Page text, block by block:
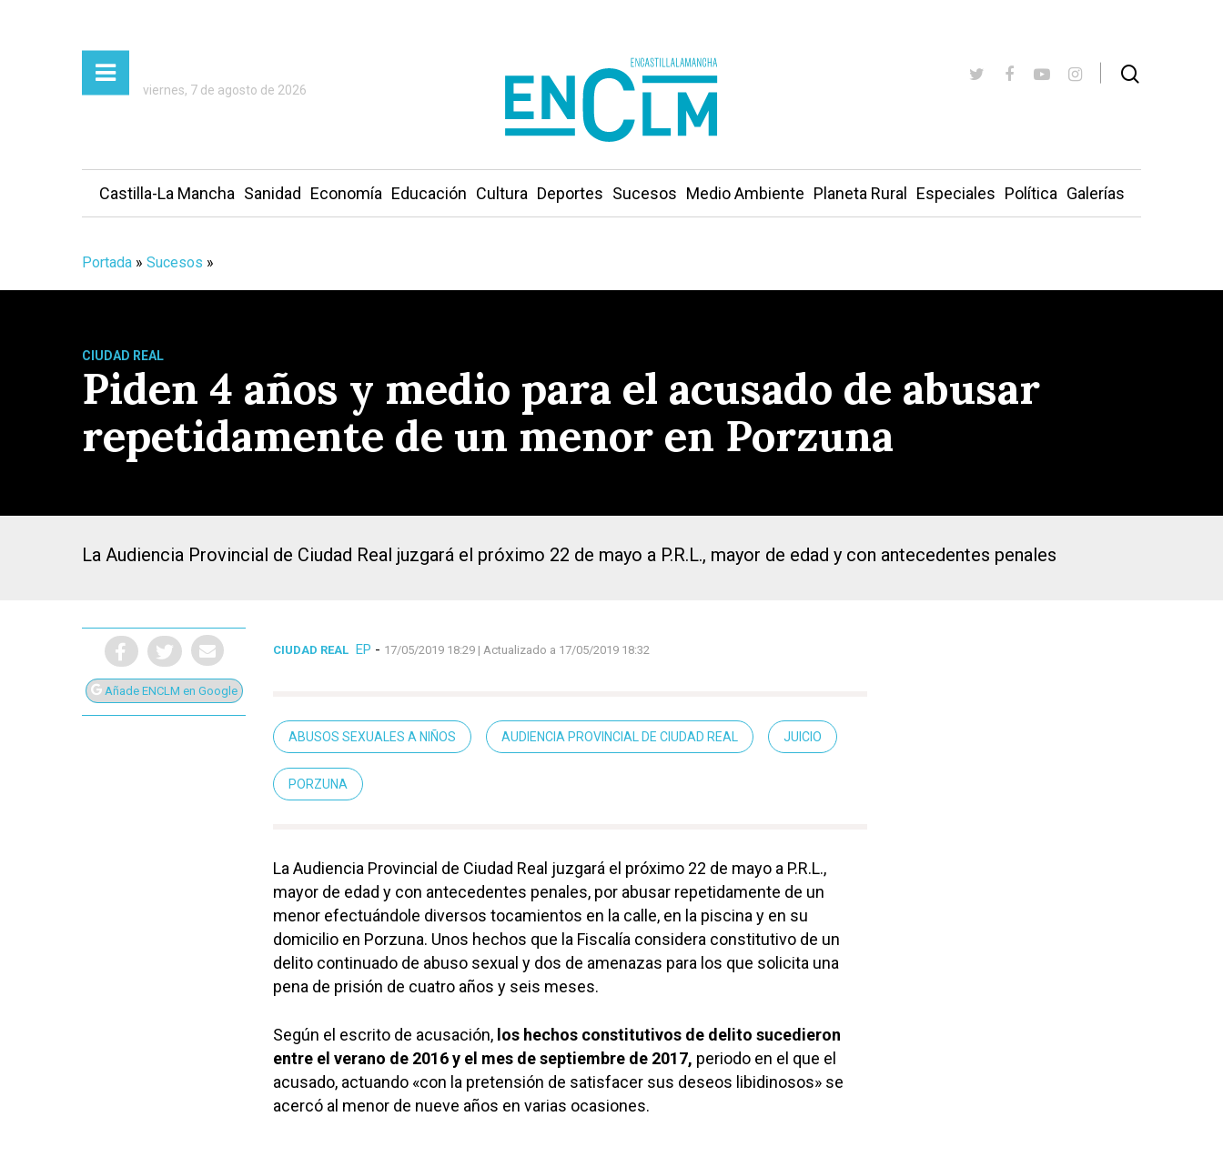
Presiona Intro para buscar o ESC para cerrar
viernes, 7 de agosto de 2026
Castilla-La Mancha Sanidad Economía Educación Cultura Deportes Sucesos Medio Ambiente Planeta Rural Especiales Política Galerías
Portada » Sucesos »
CIUDAD REAL
Piden 4 años y medio para el acusado de abusar
repetidamente de un menor en Porzuna
La Audiencia Provincial de Ciudad Real juzgará el próximo 22 de mayo a P.R.L., mayor de edad y con antecedentes penales
Añade ENCLM en Google
CIUDAD REAL EP - 17/05/2019 18:29 | Actualizado a 17/05/2019 18:32
ABUSOS SEXUALES A NIÑOS AUDIENCIA PROVINCIAL DE CIUDAD REAL JUICIO
PORZUNA
La Audiencia Provincial de Ciudad Real juzgará el próximo 22 de mayo a P.R.L.,
mayor de edad y con antecedentes penales, por abusar repetidamente de un
menor efectuándole diversos tocamientos en la calle, en la piscina y en su
domicilio en Porzuna. Unos hechos que la Fiscalía considera constitutivo de un
delito continuado de abuso sexual y dos de amenazas para los que solicita una
pena de prisión de cuatro años y seis meses.
Según el escrito de acusación, los hechos constitutivos de delito sucedieron
entre el verano de 2016 y el mes de septiembre de 2017, periodo en el que el
acusado, actuando «con la pretensión de satisfacer sus deseos libidinosos» se
acercó al menor de nueve años en varias ocasiones.